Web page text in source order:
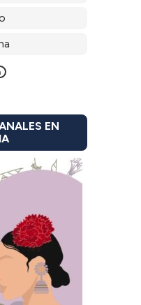
EN